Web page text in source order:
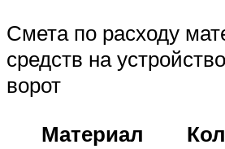
Смета по расходу
средств на
ворот
Материал